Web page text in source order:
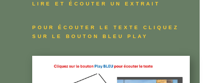
LIRE ET ÉCOUTER UN EXTRAIT
POUR ÉCOUTER LE TEXTE CLIQUEZ
SUR LE BOUTON BLEU PLAY